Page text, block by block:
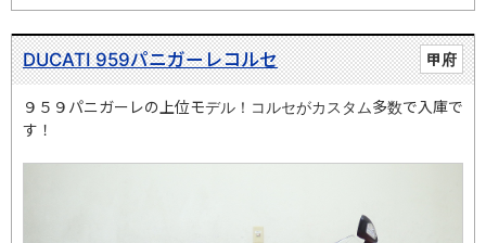
甲府
DUCATI 959パニガーレコルセ
９５９パニガーレの上位モデル！コルセがカスタム多数で入庫で
す！